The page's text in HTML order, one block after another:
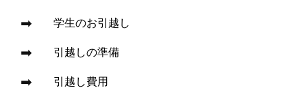
学生のお引越し
引越しの準備
引越し費用